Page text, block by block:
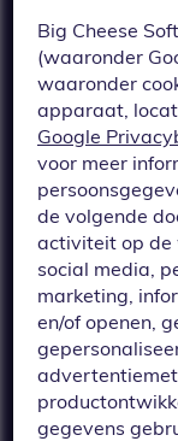
die
het
Big Cheese
(waaronder
waaronder
apparaat,
Google
voor meer
de volgende
activiteit op de
social media,
marketing,
en/of openen,
gegevens